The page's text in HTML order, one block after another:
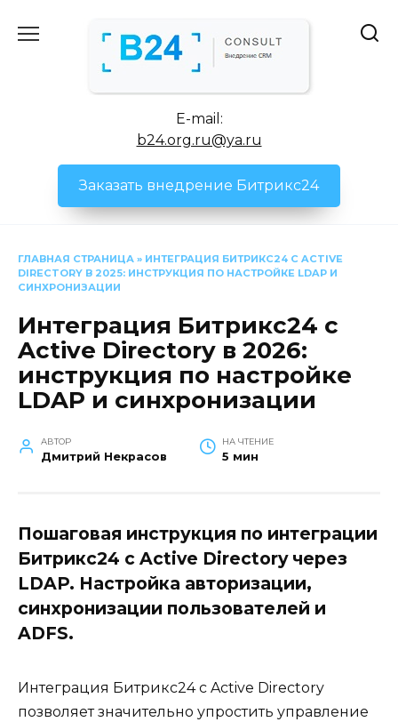
E-mail:
b24.org.ru@ya.ru
Заказать внедрение Битрикс24
ГЛАВНАЯ СТРАНИЦА » ИНТЕГРАЦИЯ БИТРИКС24 С ACTIVE
DIRECTORY В 2025: ИНСТРУКЦИЯ ПО НАСТРОЙКЕ LDAP И
СИНХРОНИЗАЦИИ
Интеграция Битрикс24 с
Active Directory в 2026:
инструкция по настройке
LDAP и синхронизации
АВТОР
Дмитрий Некрасов
НА ЧТЕНИЕ
5 мин
Пошаговая инструкция по интеграции
Битрикс24 с Active Directory через
LDAP. Настройка авторизации,
синхронизации пользователей и
ADFS.
Интеграция Битрикс24 с Active Directory
позволяет значительно упростить управление